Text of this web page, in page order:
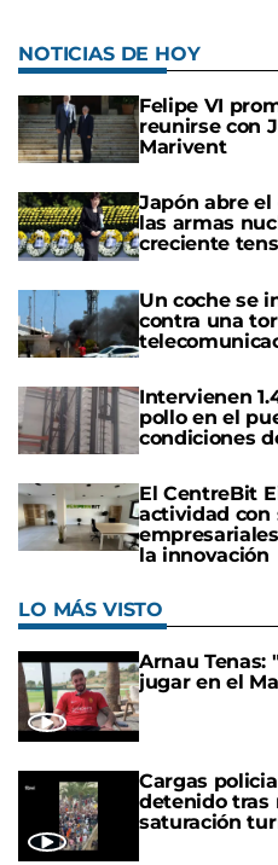
NOTICIAS DE HOY
Felipe VI
reunirse con
Marivent
Japón abre
las armas
creciente
Un coche se
contra una
Intervienen
pollo en el
condiciones
El CentreBit
actividad con
la innovación
LO MÁS VISTO
Arnau Tenas:
jugar en el
Cargas
detenido tras
saturación